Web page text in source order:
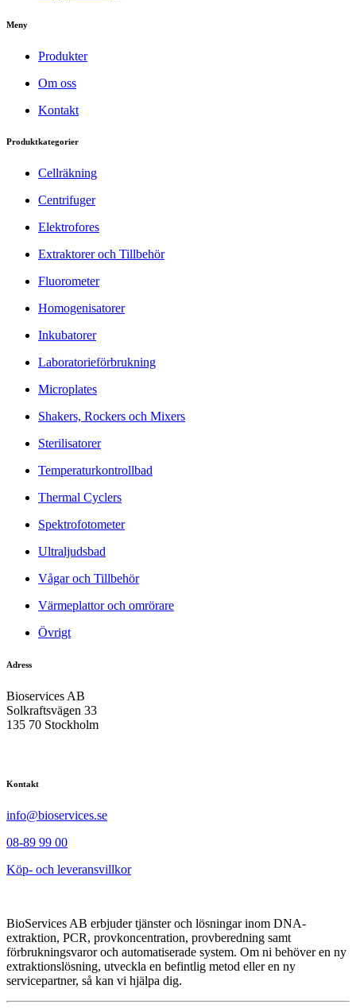
Meny
Produkter
Om oss
Kontakt
Produktkategorier
Cellräkning
Centrifuger
Elektrofores
Extraktorer och Tillbehör
Fluorometer
Homogenisatorer
Inkubatorer
Laboratorieförbrukning
Microplates
Shakers, Rockers och Mixers
Sterilisatorer
Temperaturkontrollbad
Thermal Cyclers
Spektrofotometer
Ultraljudsbad
Vågar och Tillbehör
Värmeplattor och omrörare
Övrigt
Adress
Bioservices AB
Solkraftsvägen 33
135 70 Stockholm
Kontakt
info@bioservices.se
08-89 99 00
Köp- och leveransvillkor
BioServices AB erbjuder tjänster och lösningar inom DNA-
extraktion, PCR, provkoncentration, provberedning samt
förbrukningsvaror och automatiserade system. Om ni behöver en ny
extraktionslösning, utveckla en befintlig metod eller en ny
servicepartner, så kan vi hjälpa dig.